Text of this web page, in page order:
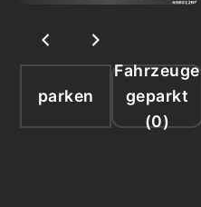
parken
Fahrzeuge
geparkt
(0)